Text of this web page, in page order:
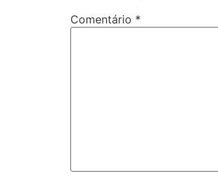
Comentário *